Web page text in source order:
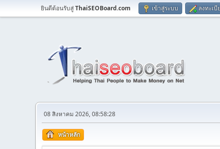
ยินดีต้อนรับสู่ThaiSEOBoard.com เข้าสู่ระบบ ลงทะเบี
08 สิงหาคม 2026, 08:58:28
หน้าหลัก